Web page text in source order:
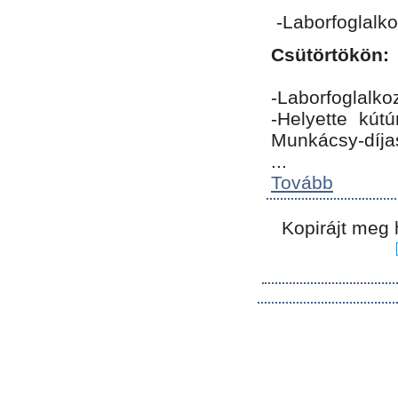
-
Csütörtökön:
-
-Helyette
Munkácsy-
...
Tovább
Kopirájt meg